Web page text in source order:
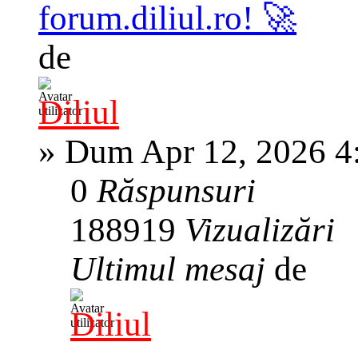
forum.diliul.ro! 🚀
de
Diliul
» Dum Apr 12, 2026
0Răspunsuri
188919 Vizualizări
Ultimul mesaj de
Diliul